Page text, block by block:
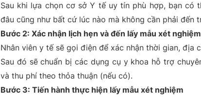
Sau khi lựa chọn cơ sở Y tế uy tín phù hợp, bạn
đâu cũng như bất cứ lúc nào mà không cần phải
Bước 2: Xác nhận lịch hẹn và đến lấy mẫu xét
Nhân viên y tế sẽ gọi điện để xác nhận thời gian, địa
Sau đó sẽ chuẩn bị các dụng cụ y khoa hỗ trợ
và thu phí theo thỏa thuận (nếu có).
Bước 3: Tiến hành thực hiện lấy mẫu xét nghiệm